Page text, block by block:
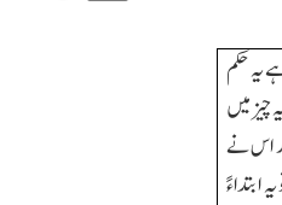
یہ حکم
میں
اس نے
ابتداءً